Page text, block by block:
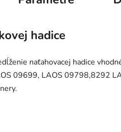
hadice
naťahovacej hadice
09699, LAOS 09798,8292